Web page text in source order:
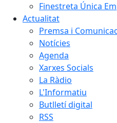
Finestreta Única
Actualitat
Premsa i
Notícies
Agenda
Xarxes Socials
La Ràdio
L'Informatiu
Butlletí digital
RSS